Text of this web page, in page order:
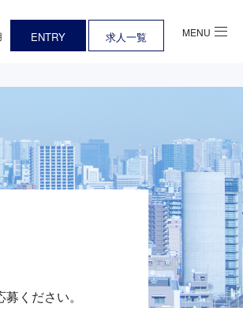
MENU
ENTRY 求人一覧
ください。